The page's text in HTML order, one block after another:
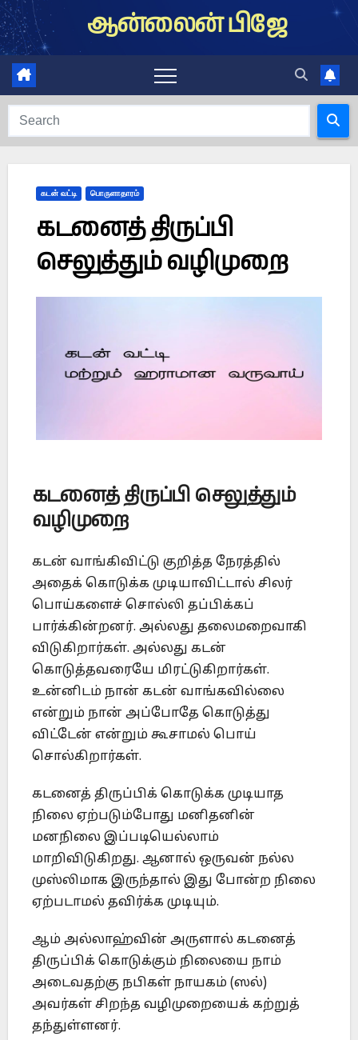
Skip
to
content
ஆன்லைன் பிஜே
கடன் வட்டி பொருளாதாரம்
கடனைத் திருப்பி
செலுத்தும் வழிமுறை
கடனைத் திருப்பி செலுத்தும்
வழிமுறை
கடன் வாங்கிவிட்டு குறித்த நேரத்தில்
அதைக் கொடுக்க முடியாவிட்டால் சிலர்
பொய்களைச் சொல்லி தப்பிக்கப்
பார்க்கின்றனர். அல்லது தலைமறைவாகி
விடுகிறார்கள். அல்லது கடன்
கொடுத்தவரையே மிரட்டுகிறார்கள்.
உன்னிடம் நான் கடன் வாங்கவில்லை
என்றும் நான் அப்போதே கொடுத்து
விட்டேன் என்றும் கூசாமல் பொய்
சொல்கிறார்கள்.
கடனைத் திருப்பிக் கொடுக்க முடியாத
நிலை ஏற்படும்போது மனிதனின்
மனநிலை இப்படியெல்லாம்
மாறிவிடுகிறது. ஆனால் ஒருவன் நல்ல
முஸ்லிமாக இருந்தால் இது போன்ற நிலை
ஏற்படாமல் தவிர்க்க முடியும்.
ஆம் அல்லாஹ்வின் அருளால் கடனைத்
திருப்பிக் கொடுக்கும் நிலையை நாம்
அடைவதற்கு நபிகள் நாயகம் (ஸல்)
அவர்கள் சிறந்த வழிமுறையைக் கற்றுத்
தந்துள்ளனர்.